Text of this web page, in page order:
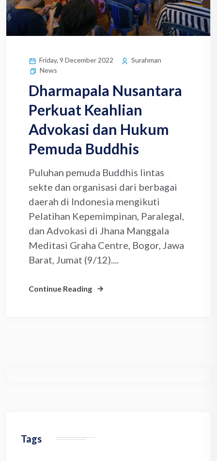
Friday, 9 December 2022
Surahman
News
Dharmapala Nusantara
Perkuat Keahlian
Advokasi dan Hukum
Pemuda Buddhis
Puluhan pemuda Buddhis lintas
sekte dan organisasi dari berbagai
daerah di Indonesia mengikuti
Pelatihan Kepemimpinan, Paralegal,
dan Advokasi di Jhana Manggala
Meditasi Graha Centre, Bogor, Jawa
Barat, Jumat (9/12)....
Continue Reading
Tags